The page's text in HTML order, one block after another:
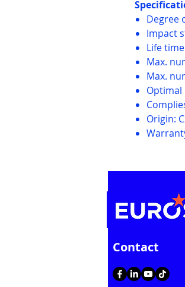
Degree
Impact
Life
Max.
Max.
Optimal
Origin:
Contact